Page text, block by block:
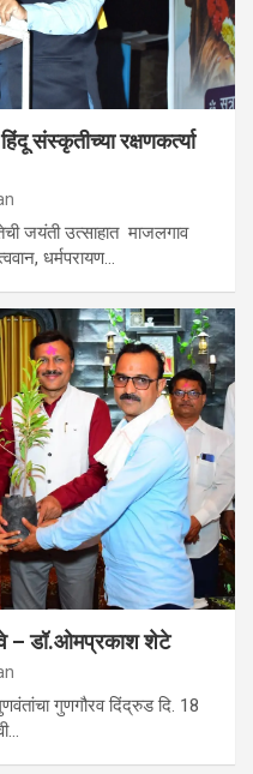
संस्कृतीच्या रक्षणकर्त्या
जयंती उत्साहात माजलगाव
धर्मपरायण…
– डॉ.ओमप्रकाश शेटे
गुणगौरव दिंद्रुड दि. 18